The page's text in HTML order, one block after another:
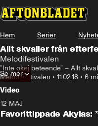
Hem Serier
Allt skvaller från
Melodifestivalen
”Inte okej beteende” – Allt
Melodifestivalen • 11.02.18 • 6
Se mer
Video
12 MAJ
Favorittippade Akylas: